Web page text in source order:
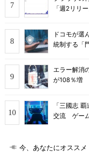
「週2リリ
ドコモが選
統制する「
エラー解消
が108％増
「三國志
交流 ゲー
今、あなたにオススメ